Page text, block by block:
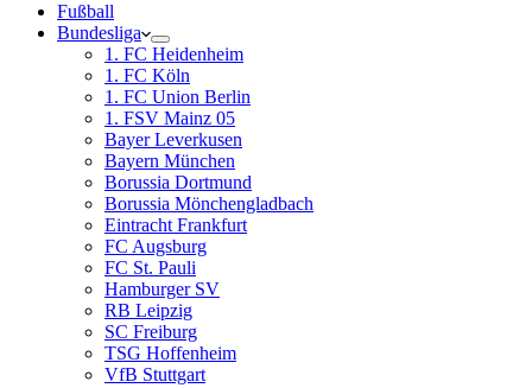
Fußball
Bundesliga
1. FC Heidenheim
1. FC Köln
1. FC Union Berlin
1. FSV Mainz 05
Bayer Leverkusen
Bayern München
Borussia Dortmund
Borussia Mönchengladbach
Eintracht Frankfurt
FC Augsburg
FC St. Pauli
Hamburger SV
RB Leipzig
SC Freiburg
TSG Hoffenheim
VfB Stuttgart